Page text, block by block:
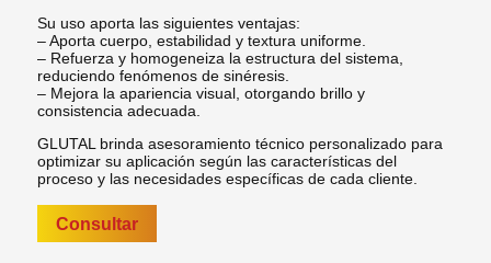
Su uso aporta las siguientes ventajas:
– Aporta cuerpo, estabilidad y textura uniforme.
– Refuerza y homogeneiza la estructura del sistema,
reduciendo fenómenos de sinéresis.
– Mejora la apariencia visual, otorgando brillo y
consistencia adecuada.
GLUTAL brinda asesoramiento técnico personalizado para
optimizar su aplicación según las características del
proceso y las necesidades específicas de cada cliente.
Consultar